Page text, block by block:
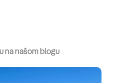
na našom blogu